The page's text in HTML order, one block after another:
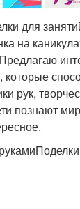
для
на
которые
рук,
познают